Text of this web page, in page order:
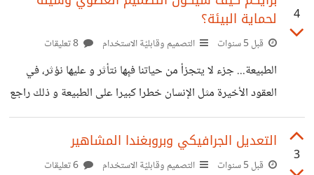
بعبارة أبسط "الرجوع إلى الأصل فضيلة". لكن الغريب في الأمر
لاقت هذه التصاميم رواجا كبيرا خاصة على منصات التواصل
الاجتماعي مما قامت به من دور في إنعاش الذكريات و الحنين
4 لحماية البيئة؟
قبل 5 سنوات التصميم وقابليّة الاستخدام
الطبيعة... جزء لا يتجزأ من حياتنا فبِها نتأثر و عليها نؤثر، في
العقود الأخيرة مثل الإنسان خطرا كبيرا على الطبيعة و ذلك راجع
للنشاطات المضرة بالبيئة كالتصنيع و تلويث المحيط بألوان
التلوث المختلفة (هوائي - بري -بحري). ظهرت حملات متنوعة
كثيرة هادفة للحفاظ على البيئة على جميع الأصعدة و في شتى
3
التعديل الجرافيكي وبروبغندا المشاهير
قبل 5 سنوات التصميم وقابليّة الاستخدام